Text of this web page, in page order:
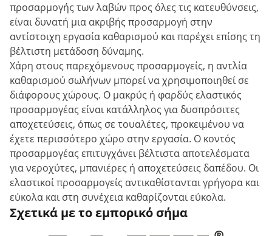
προσαρμογής των λαβών προς όλες τις κατευθύνσεις,
είναι δυνατή μια ακριβής προσαρμογή στην
αντίστοιχη εργασία καθαρισμού και παρέχει επίσης τη
βέλτιστη μετάδοση δύναμης.
Χάρη στους παρεχόμενους προσαρμογείς, η αντλία
καθαρισμού σωλήνων μπορεί να χρησιμοποιηθεί σε
διάφορους χώρους. Ο μακρύς ή φαρδύς ελαστικός
προσαρμογέας είναι κατάλληλος για δυσπρόσιτες
αποχετεύσεις, όπως σε τουαλέτες, προκειμένου να
έχετε περισσότερο χώρο στην εργασία. Ο κοντός
προσαρμογέας επιτυγχάνει βέλτιστα αποτελέσματα
για νεροχύτες, μπανιέρες ή αποχετεύσεις δαπέδου. Οι
ελαστικοί προσαρμογείς αντικαθίστανται γρήγορα και
εύκολα και στη συνέχεια καθαρίζονται εύκολα.
Σχετικά με το εμπορικό σήμα